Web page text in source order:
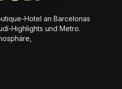
Hotel an Barcelonas
Highlights und Metro.